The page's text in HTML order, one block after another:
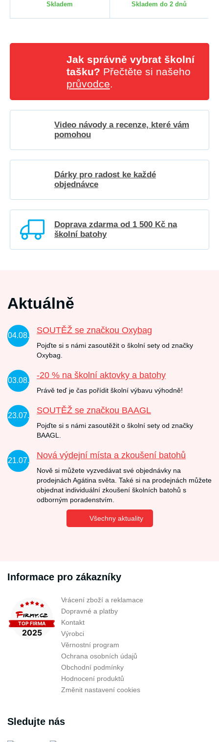
Skladem Skladem do 2 dnů
Jak správně vybrat školní
tašku? Přečtěte si našeho
průvodce.
Video návody a recenze, které vám
pomohou
Dárky pro radost ke každé
objednávce
Doprava zdarma od 1 500 Kč na
školní batohy
Aktuálně
04.08.
SOUTĚŽ se značkou Oxybag
Pojďte si s námi zasoutěžit o školní sety od značky
Oxybag.
03.08.
-20 % na školní aktovky a batohy
Právě teď je čas pořídit školní výbavu výhodně!
23.07.
SOUTĚŽ se značkou BAAGL
Pojďte si s námi zasoutěžit o školní sety od značky
BAAGL.
21.07.
Nová výdejní místa a zkoušení batohů
Nově si můžete vyzvedávat své objednávky na
prodejnách Agátina světa. Také si na prodejnách můžete
objednat individuální zkoušení školních batohů s
odborným poradenstvím.
Všechny aktuality
Informace pro zákazníky
Vrácení zboží a reklamace
Dopravné a platby
Kontakt
Výrobci
Věrnostní program
Ochrana osobních údajů
Obchodní podmínky
Hodnocení produktů
Změnit nastavení cookies
Sledujte nás